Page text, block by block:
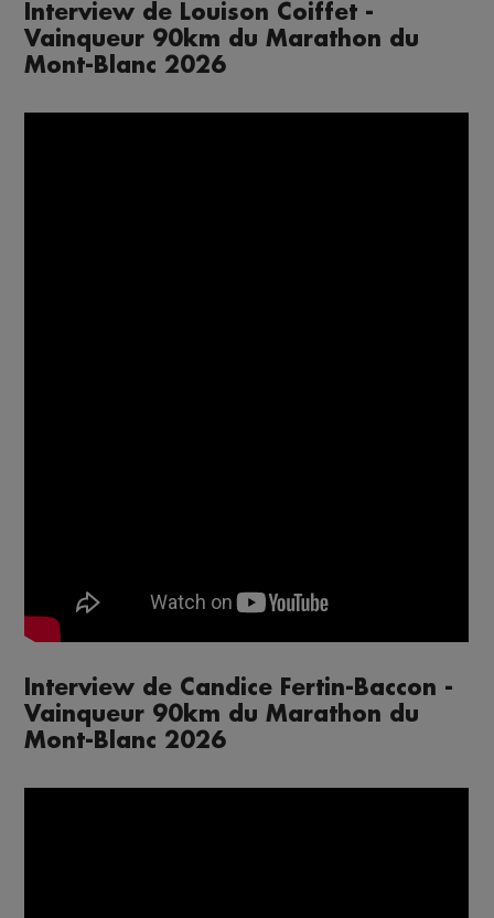
Interview de Louison Coiffet -
Vainqueur 90km du Marathon du
Mont-Blanc 2026
Interview de Candice Fertin-Baccon -
Vainqueur 90km du Marathon du
Mont-Blanc 2026